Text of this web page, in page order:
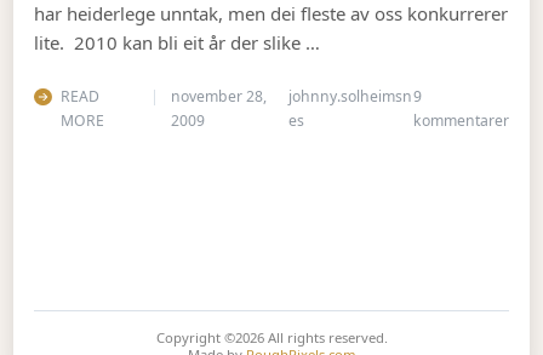
har heiderlege unntak, men dei fleste av oss konkurrerer
lite. 2010 kan bli eit år der slike …
READ
MORE
november 28,
2009
johnny.solheimsn
es
9
kommentarertil
Copyright ©2026 All rights reserved.